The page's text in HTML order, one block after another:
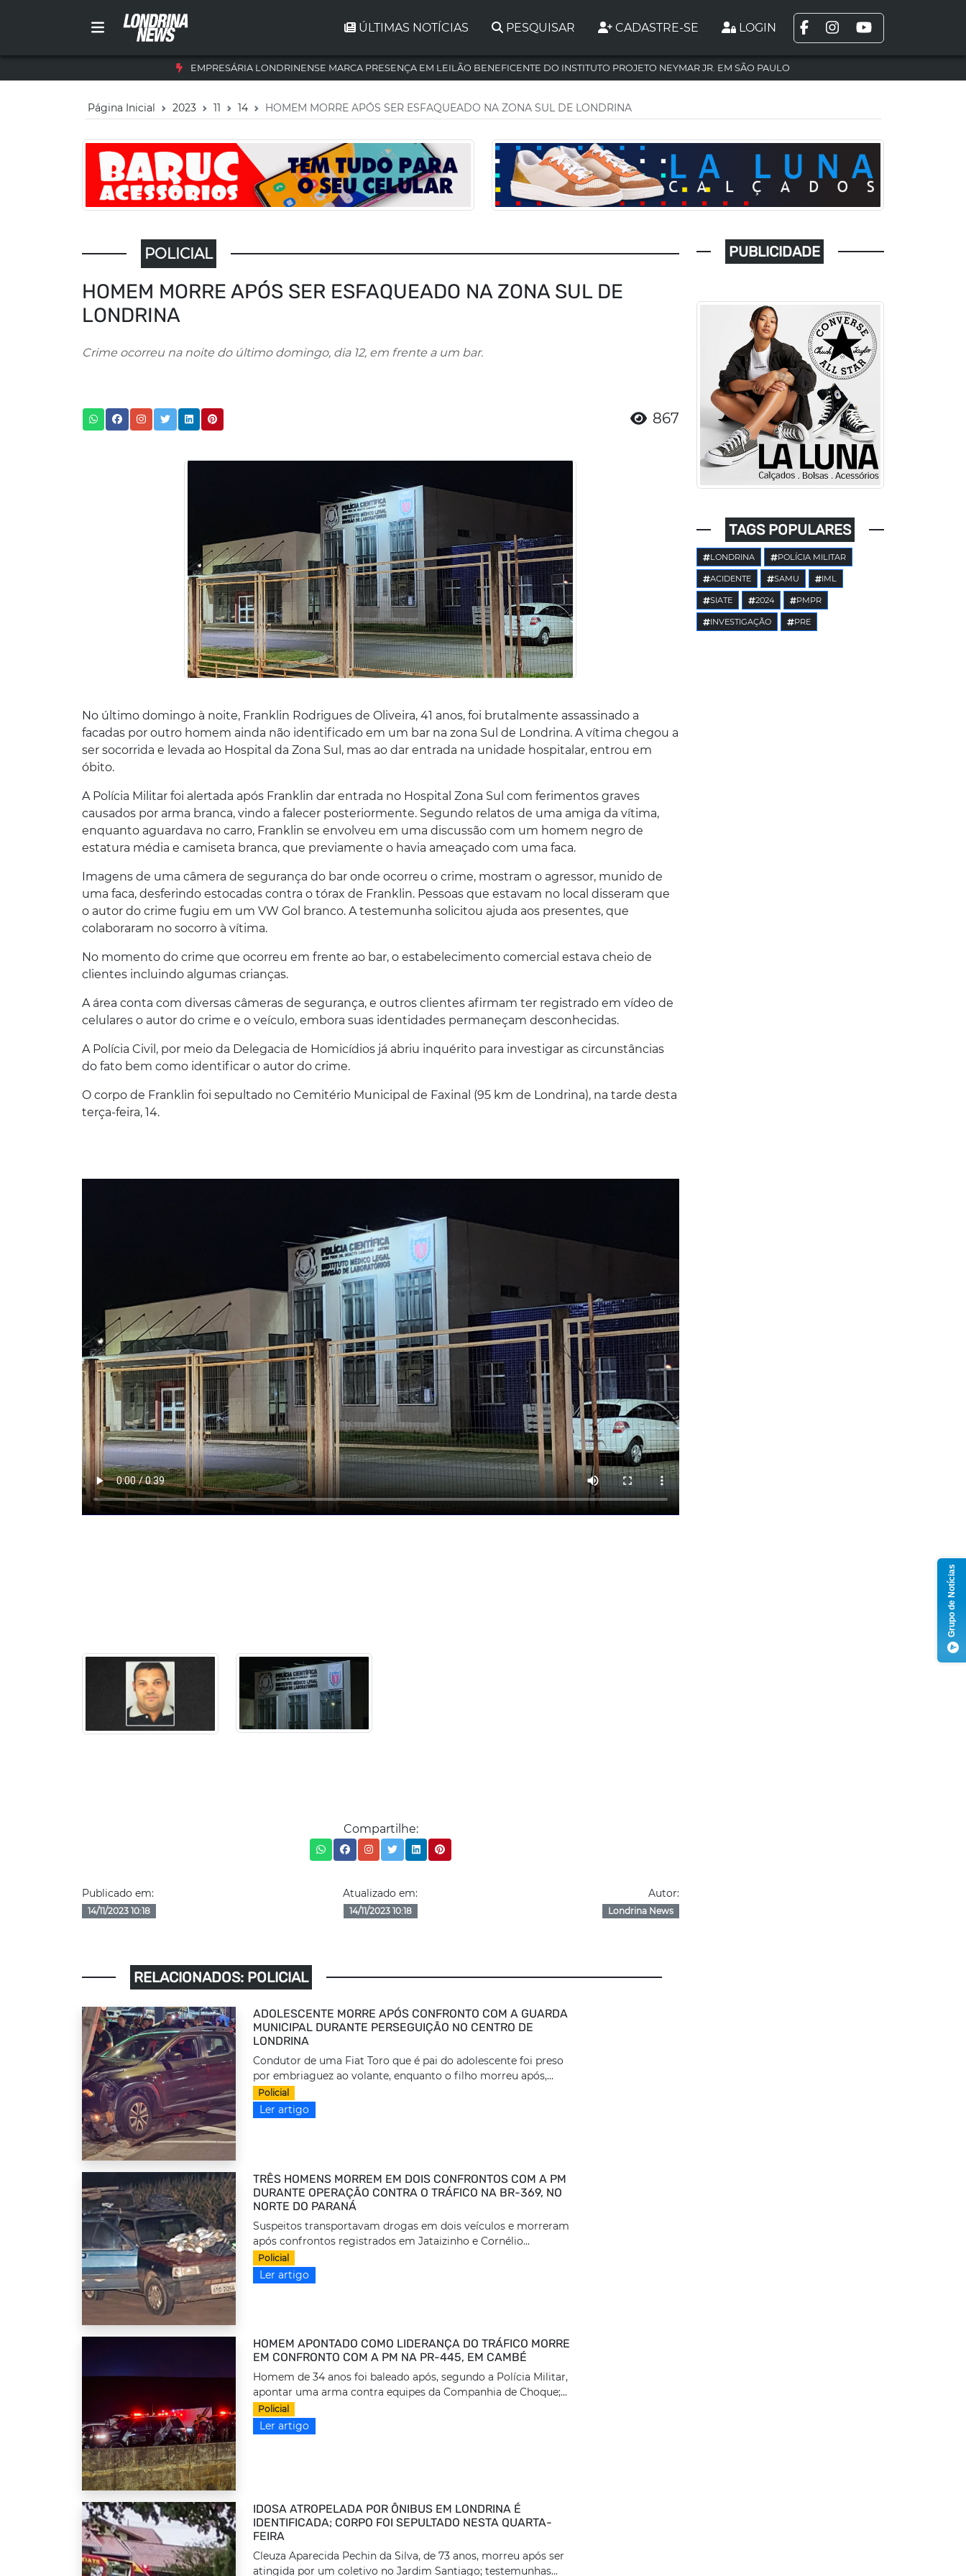
ÚLTIMAS NOTÍCIAS PESQUISAR CADASTRE-SE LOGIN
EMPRESÁRIA LONDRINENSE MARCA PRESENÇA EM LEILÃO BENEFICENTE DO INSTITUTO PROJETO NEYMAR JR. EM SÃO PAULO
Página Inicial 2023 11 14 HOMEM MORRE APÓS SER ESFAQUEADO NA ZONA SUL DE LONDRINA
POLICIAL
HOMEM MORRE APÓS SER ESFAQUEADO NA ZONA SUL DE
LONDRINA
Crime ocorreu na noite do último domingo, dia 12, em frente a um bar.
867
No último domingo à noite, Franklin Rodrigues de Oliveira, 41 anos, foi brutalmente assassinado a
facadas por outro homem ainda não identificado em um bar na zona Sul de Londrina. A vítima chegou a
ser socorrida e levada ao Hospital da Zona Sul, mas ao dar entrada na unidade hospitalar, entrou em
óbito.
A Polícia Militar foi alertada após Franklin dar entrada no Hospital Zona Sul com ferimentos graves
causados por arma branca, vindo a falecer posteriormente. Segundo relatos de uma amiga da vítima,
enquanto aguardava no carro, Franklin se envolveu em uma discussão com um homem negro de
estatura média e camiseta branca, que previamente o havia ameaçado com uma faca.
Imagens de uma câmera de segurança do bar onde ocorreu o crime, mostram o agressor, munido de
uma faca, desferindo estocadas contra o tórax de Franklin. Pessoas que estavam no local disseram que
o autor do crime fugiu em um VW Gol branco. A testemunha solicitou ajuda aos presentes, que
colaboraram no socorro à vítima.
No momento do crime que ocorreu em frente ao bar, o estabelecimento comercial estava cheio de
clientes incluindo algumas crianças.
A área conta com diversas câmeras de segurança, e outros clientes afirmam ter registrado em vídeo de
celulares o autor do crime e o veículo, embora suas identidades permaneçam desconhecidas.
A Polícia Civil, por meio da Delegacia de Homicídios já abriu inquérito para investigar as circunstâncias
do fato bem como identificar o autor do crime.
O corpo de Franklin foi sepultado no Cemitério Municipal de Faxinal (95 km de Londrina), na tarde desta
terça-feira, 14.
Compartilhe:
Publicado em:
14/11/2023 10:18
Atualizado em:
14/11/2023 10:18
Autor:
Londrina News
RELACIONADOS: POLICIAL
ADOLESCENTE MORRE APÓS CONFRONTO COM A GUARDA
MUNICIPAL DURANTE PERSEGUIÇÃO NO CENTRO DE
LONDRINA
Condutor de uma Fiat Toro que é pai do adolescente foi preso
por embriaguez ao volante, enquanto o filho morreu após,...
Policial
Ler artigo
TRÊS HOMENS MORREM EM DOIS CONFRONTOS COM A PM
DURANTE OPERAÇÃO CONTRA O TRÁFICO NA BR-369, NO
NORTE DO PARANÁ
Suspeitos transportavam drogas em dois veículos e morreram
após confrontos registrados em Jataizinho e Cornélio...
Policial
Ler artigo
HOMEM APONTADO COMO LIDERANÇA DO TRÁFICO MORRE
EM CONFRONTO COM A PM NA PR-445, EM CAMBÉ
Homem de 34 anos foi baleado após, segundo a Polícia Militar,
apontar uma arma contra equipes da Companhia de Choque;...
Policial
Ler artigo
IDOSA ATROPELADA POR ÔNIBUS EM LONDRINA É
IDENTIFICADA; CORPO FOI SEPULTADO NESTA QUARTA-
FEIRA
Cleuza Aparecida Pechin da Silva, de 73 anos, morreu após ser
atingida por um coletivo no Jardim Santiago; testemunhas...
PUBLICIDADE
TAGS POPULARES
LONDRINA POLÍCIA MILITAR
ACIDENTE SAMU IML
SIATE 2024 PMPR
INVESTIGAÇÃO PRE
Grupo de Notícias